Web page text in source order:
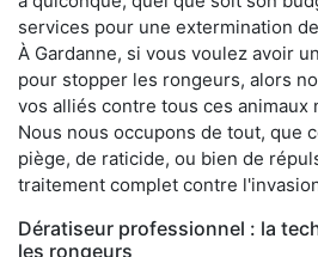
services pour une extermination
À Gardanne, si vous voulez avoir
pour stopper les rongeurs, alors
vos alliés contre tous ces animaux
Nous nous occupons de tout, que
piège, de raticide, ou bien de
traitement complet contre
Dératiseur professionnel : la
les rongeurs